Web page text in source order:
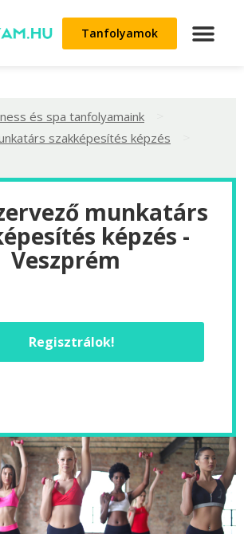
Tanfolyamok
és spa tanfolyamaink
szakképesítés képzés
munkatárs
képzés -
Veszprém
Regisztrálok!